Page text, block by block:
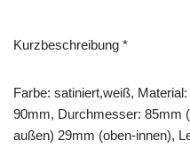
Kurzbeschreibung *
Farbe: satiniert,weiß,
90mm, Durchmesser: 85mm
außen) 29mm (oben-innen),